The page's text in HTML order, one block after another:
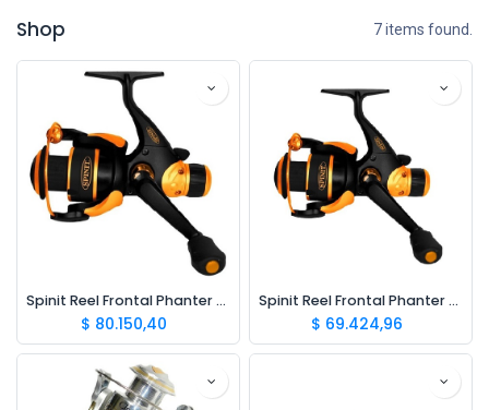
Shop 7 items found.
Spinit Reel Frontal Phanter 40
$ 80.150,40
Spinit Reel Frontal Phanter 20
$ 69.424,96
Ivo · Refugio 73
● En línea